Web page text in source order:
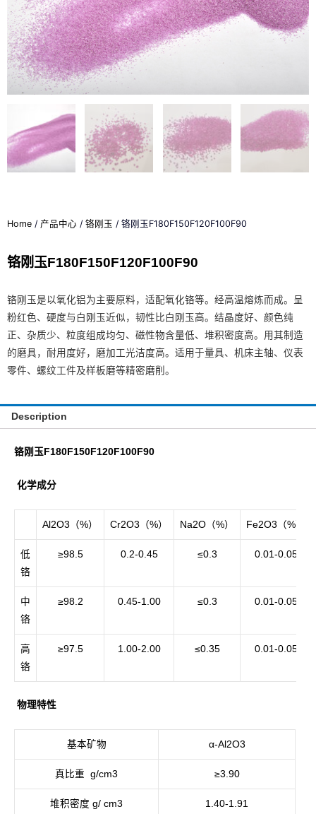
Home / 产品中心 / 铬刚玉 / 铬刚玉F180F150F120F100F90
铬刚玉F180F150F120F100F90
铬刚玉是以氧化铝为主要原料，适配氧化铬等。经高温熔炼而成。呈
粉红色、硬度与白刚玉近似，韧性比白刚玉高。结晶度好、颜色纯
正、杂质少、粒度组成均匀、磁性物含量低、堆积密度高。用其制造
的磨具，耐用度好，磨加工光洁度高。适用于量具、机床主轴、仪表
零件、螺纹工件及样板磨等精密磨削。
Description
铬刚玉F180F150F120F100F90
化学成分
Al2O3（%） Cr2O3（%） Na2O（%） Fe2O3（%）
低
铬
≥98.5 0.2-0.45 ≤0.3 0.01-0.05
中
铬
≥98.2 0.45-1.00 ≤0.3 0.01-0.05
高
铬
≥97.5 1.00-2.00 ≤0.35 0.01-0.05
物理特性
基本矿物 α-Al2O3
真比重 g/cm3 ≥3.90
堆积密度 g/ cm3 1.40-1.91